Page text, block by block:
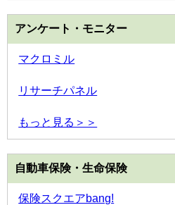
アンケート・モニター
マクロミル
リサーチパネル
もっと見る＞＞
自動車保険・生命保険
保険スクエアbang!